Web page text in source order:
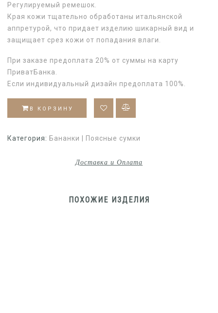
Регулируемый ремешок.
Края кожи тщательно обработаны итальянской
аппретурой, что придает изделию шикарный вид и
защищает срез кожи от попадания влаги.
При заказе предоплата 20% от суммы на карту
ПриватБанка.
Если индивидуальный дизайн предоплата 100%.
В КОРЗИНУ
Категория: Бананки | Поясные сумки
Доставка и Оплата
ПОХОЖИЕ ИЗДЕЛИЯ